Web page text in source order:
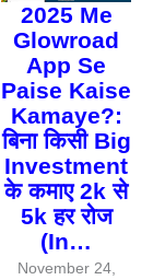
2025 Me
Glowroad
App Se
Paise Kaise
Kamaye?:
बिना किसी Big
Investment
के कमाए 2k से
5k हर रोज
(In…
November 24,